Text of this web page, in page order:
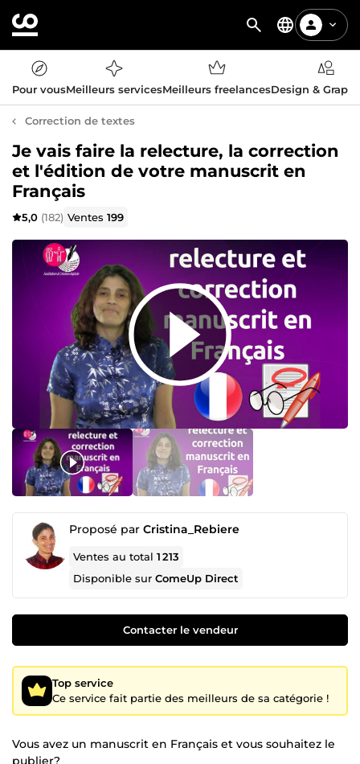
Pour vousMeilleurs servicesMeilleurs freelancesDesign &
Correction de textes
Je vais faire la relecture, la correction
et l'édition de votre manuscrit en
Français
5,0 (182) Ventes199
Proposé par Cristina_Rebiere
Ventes au total1 213
Disponible surComeUp Direct
Contacter le vendeur
Top service
Ce service fait partie des meilleurs de sa catégorie !
Vous avez un manuscrit en Français et vous souhaitez le
publier?